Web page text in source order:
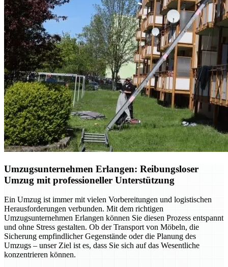
Umzugsunternehmen Erlangen: Reibungsloser
Umzug mit professioneller Unterstützung
Ein Umzug ist immer mit vielen Vorbereitungen und logistischen
Herausforderungen verbunden. Mit dem richtigen
Umzugsunternehmen Erlangen können Sie diesen Prozess entspannt
und ohne Stress gestalten. Ob der Transport von Möbeln, die
Sicherung empfindlicher Gegenstände oder die Planung des
Umzugs – unser Ziel ist es, dass Sie sich auf das Wesentliche
konzentrieren können.